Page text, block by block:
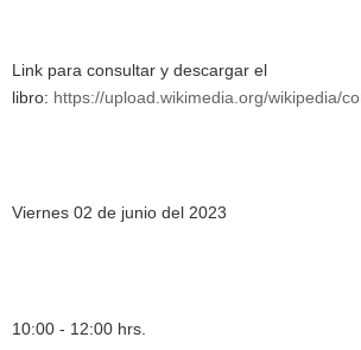
Link para consultar y descargar el
libro: https://upload.wikimedia.org/wikipedia/
Viernes 02 de junio del 2023
10:00 - 12:00 hrs.